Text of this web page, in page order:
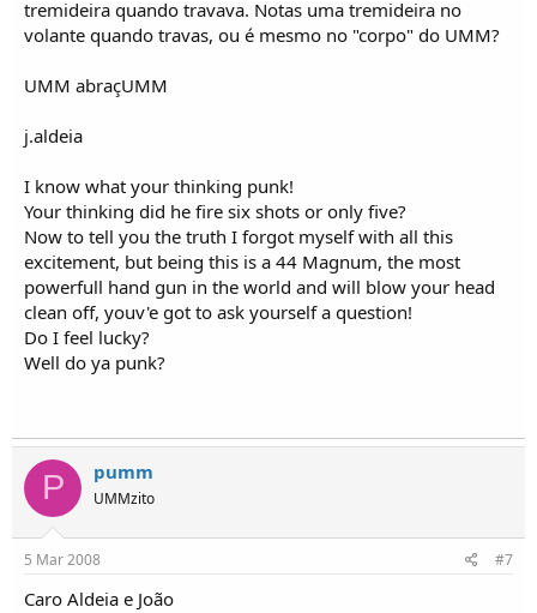
tremideira quando travava. Notas uma tremideira no
volante quando travas, ou é mesmo no "corpo" do UMM?
UMM abraçUMM
j.aldeia
I know what your thinking punk!
Your thinking did he fire six shots or only five?
Now to tell you the truth I forgot myself with all this
excitement, but being this is a 44 Magnum, the most
powerfull hand gun in the world and will blow your head
clean off, youv'e got to ask yourself a question!
Do I feel lucky?
Well do ya punk?
P pumm
UMMzito
5 Mar 2008 #7
Caro Aldeia e João